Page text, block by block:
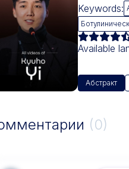
Keywords:
Available
Абстракт
(0)